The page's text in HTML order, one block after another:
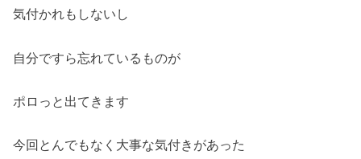
気付かれもしないし
自分ですら忘れているものが
ポロっと出てきます
今回とんでもなく大事な気付きがあった